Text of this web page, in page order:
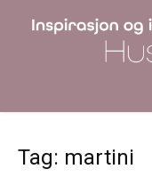
Tag: martini